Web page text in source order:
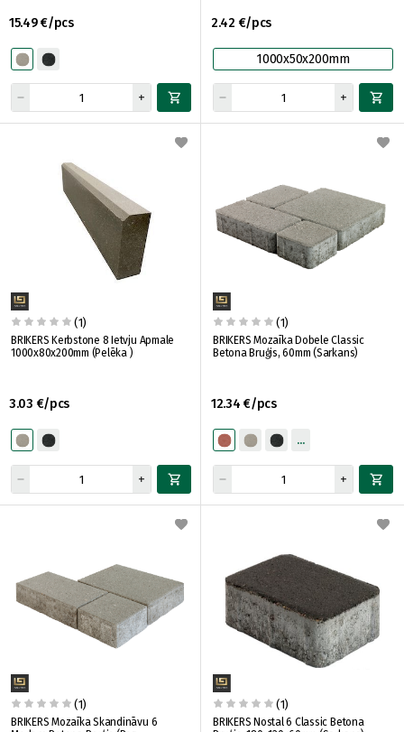
15.49 €/pcs 2.42 €/pcs
1000x50x200mm
(1)
BRIKERS Kerbstone 8 Ietvju Apmale
1000x80x200mm (Pelēka )
3.03 €/pcs
(1)
BRIKERS Mozaīka Dobele Classic
Betona Bruģis, 60mm (Sarkans)
12.34 €/pcs
(1)
BRIKERS Mozaīka Skandināvu 6
(1)
BRIKERS Nostal 6 Classic Betona